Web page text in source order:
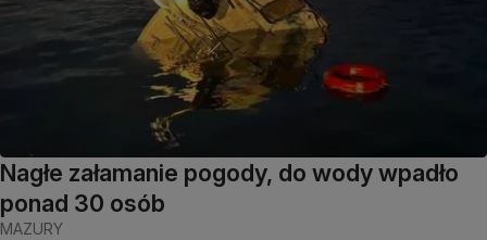
Nagłe załamanie pogody, do wody wpadło
ponad 30 osób
MAZURY